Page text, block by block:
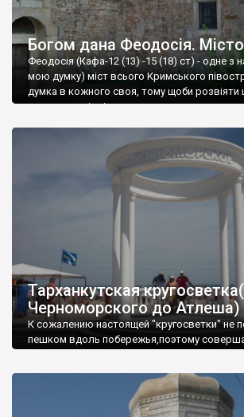
Богом дана Феодосія.
Феодосія (Кафа-12 (13) -15 (18) ст) - одне з
мою думку) міст всього Кримського
думка в кожного своя, тому щоби розвіяти
запрошую відвідати це
Тарханкутская
Черноморского до Атлеша)
К сожалению настоящей "кругосветки" не
пешком вдоль побережья,поэтому